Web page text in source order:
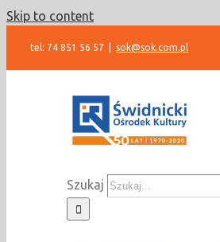
Skip to content
tel: 74 851 56 57 sok@sok.com.pl
Szukaj